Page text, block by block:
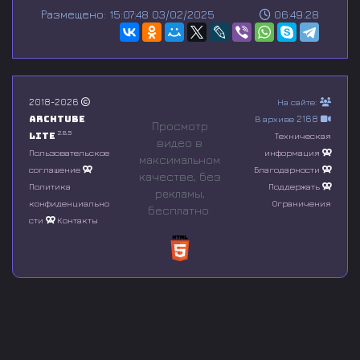
e
n
o
f
0
s
o
n
d
06:49:28
Размещено: 15:07:48 03/02/2025
2018-2026
Archtube
Lite 2.8.5
Пользовательское
соглашение
Политика
конфиденциально
сти
Контакты
Просмотр
видео в
максимальном
качестве, без
рeкламы,
бесплатно.
На сайте:
В архиве 2168
Техническая
информация
Благодарности
Поддержать
Ограничения